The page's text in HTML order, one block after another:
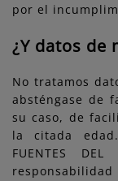
por el
¿Y datos de
No tratamos
absténgase de
su caso, de
la citada edad.
FUENTES